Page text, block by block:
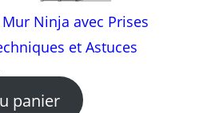
Ninja avec Prises
et Astuces
panier